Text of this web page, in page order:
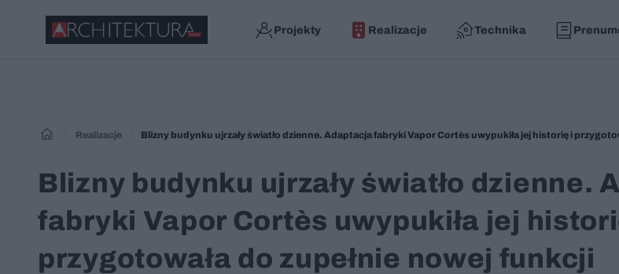
Projekty Realizacje Technika
Realizacje
Blizny budynku ujrzały światło dzienne.
fabryki Vapor Cortès uwypukiła jej
przygotowała do zupełnie nowej funkcji